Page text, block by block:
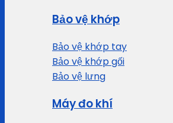
Bảo vệ khớp
Bảo vệ khớp tay
Bảo vệ khớp gối
Bảo vệ lưng
Máy đo khí